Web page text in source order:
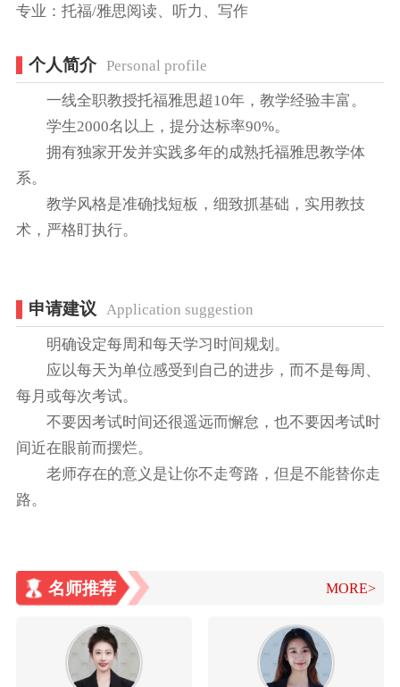
专业：托福/雅思阅读、听力、写作
个人简介 Personal profile
一线全职教授托福雅思超10年，教学经验丰富。
学生2000名以上，提分达标率90%。
拥有独家开发并实践多年的成熟托福雅思教学体
系。
教学风格是准确找短板，细致抓基础，实用教技
术，严格盯执行。
申请建议 Application suggestion
明确设定每周和每天学习时间规划。
应以每天为单位感受到自己的进步，而不是每周、
每月或每次考试。
不要因考试时间还很遥远而懈怠，也不要因考试时
间近在眼前而摆烂。
老师存在的意义是让你不走弯路，但是不能替你走
路。
名师推荐 MORE>